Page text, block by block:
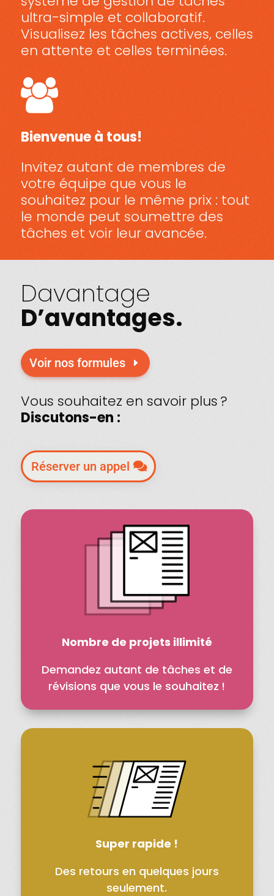
ultra-simple et collaboratif.
Visualisez les tâches actives, celles
en attente et celles terminées.
Bienvenue à tous!
Invitez autant de membres de
votre équipe que vous le
souhaitez pour le même prix : tout
le monde peut soumettre des
tâches et voir leur avancée.
Davantage
D’avantages.
Voir nos formules
Vous souhaitez en savoir plus ?
Discutons-en :
Réserver un appel
Nombre de projets illimité
Demandez autant de tâches et de
révisions que vous le souhaitez !
Super rapide !
Des retours en quelques jours
seulement.